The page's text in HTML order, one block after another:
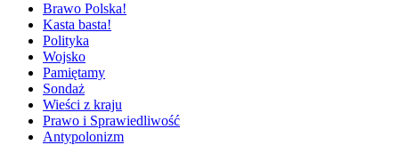
Brawo Polska!
Kasta basta!
Polityka
Wojsko
Pamiętamy
Sondaż
Wieści z kraju
Prawo i Sprawiedliwość
Antypolonizm